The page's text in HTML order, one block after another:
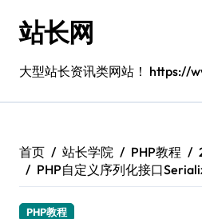
站长网
大型站长资讯类网站！ https://
首页 站长学院 PHP教程
PHP自定义序列化接口
PHP教程